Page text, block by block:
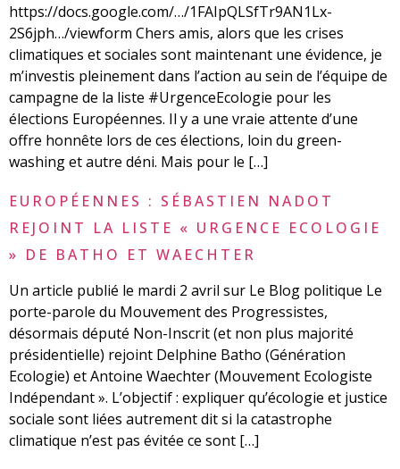
https://docs.google.com/…/1FAIpQLSfTr9AN1Lx-
2S6jph…/viewform Chers amis, alors que les crises
climatiques et sociales sont maintenant une évidence, je
m’investis pleinement dans l’action au sein de l’équipe de
campagne de la liste #UrgenceEcologie pour les
élections Européennes. Il y a une vraie attente d’une
offre honnête lors de ces élections, loin du green-
washing et autre déni. Mais pour le […]
EUROPÉENNES : SÉBASTIEN NADOT
REJOINT LA LISTE « URGENCE ECOLOGIE
» DE BATHO ET WAECHTER
Un article publié le mardi 2 avril sur Le Blog politique Le
porte-parole du Mouvement des Progressistes,
désormais député Non-Inscrit (et non plus majorité
présidentielle) rejoint Delphine Batho (Génération
Ecologie) et Antoine Waechter (Mouvement Ecologiste
Indépendant ». L’objectif : expliquer qu’écologie et justice
sociale sont liées autrement dit si la catastrophe
climatique n’est pas évitée ce sont […]